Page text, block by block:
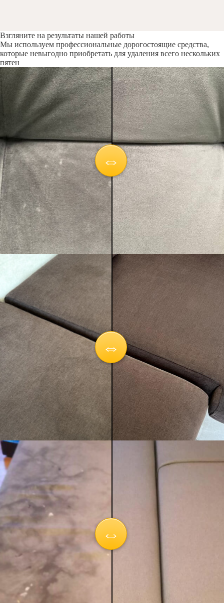
Взгляните на результаты нашей работы
Мы используем профессиональные дорогостоящие средства,
которые невыгодно приобретать для удаления всего нескольких
пятен